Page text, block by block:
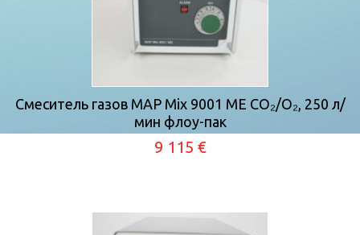
Смеситель газов MAP Mix 9001 ME CO₂/О₂, 250 л/
мин флоу-пак
9 115 €